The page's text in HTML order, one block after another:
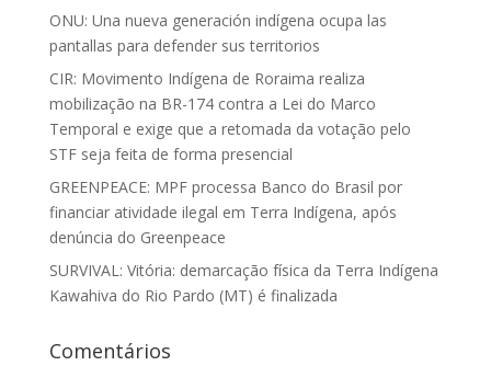
ONU: Una nueva generación indígena ocupa las
pantallas para defender sus territorios
CIR: Movimento Indígena de Roraima realiza
mobilização na BR-174 contra a Lei do Marco
Temporal e exige que a retomada da votação pelo
STF seja feita de forma presencial
GREENPEACE: MPF processa Banco do Brasil por
financiar atividade ilegal em Terra Indígena, após
denúncia do Greenpeace
SURVIVAL: Vitória: demarcação física da Terra Indígena
Kawahiva do Rio Pardo (MT) é finalizada
Comentários